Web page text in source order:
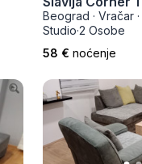
Beograd · Vračar ·
Studio·2 Osobe
58 € noćenje